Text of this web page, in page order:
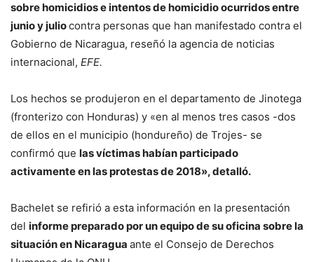
sobre homicidios e intentos de homicidio ocurridos entre
junio y juliocontra personas que han manifestado contra el
Gobierno de Nicaragua, reseñó la agencia de noticias
internacional, EFE.
Los hechos se produjeron en el departamento de Jinotega
(fronterizo con Honduras) y «en al menos tres casos -dos
de ellos en el municipio (hondureño) de Trojes- se
confirmó que las víctimas habían participado
activamente en las protestas de 2018», detalló.
Bachelet se refirió a esta información en la presentación
del informe preparado por un equipo de su oficina sobre la
situación en Nicaragua ante el Consejo de Derechos